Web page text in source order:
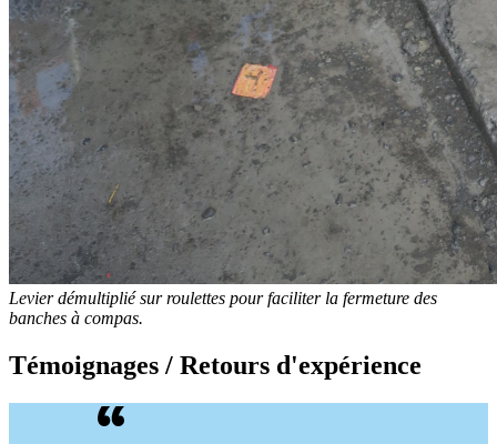
Levier démultiplié sur roulettes pour faciliter la fermeture des
banches à compas.
Témoignages / Retours d'expérience